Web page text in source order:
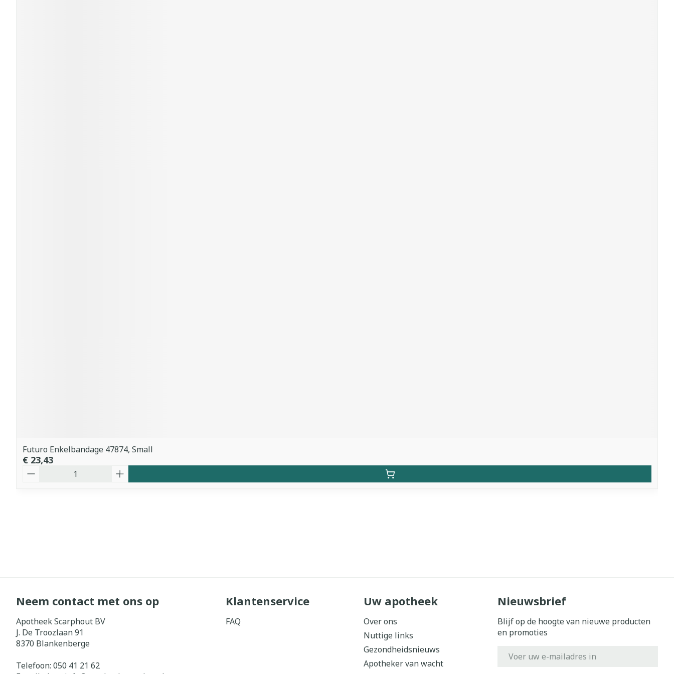
Futuro Enkelbandage 47874, Small
€ 23,43
Neem contact met ons op
Apotheek Scarphout BV
J. De Troozlaan 91
8370 Blankenberge
Telefoon: 050 41 21 62
Klantenservice
FAQ
Uw apotheek
Over ons
Nuttige links
Gezondheidsnieuws
Apotheker van wacht
Nieuwsbrief
Blijf op de hoogte van nieuwe producten
en promoties